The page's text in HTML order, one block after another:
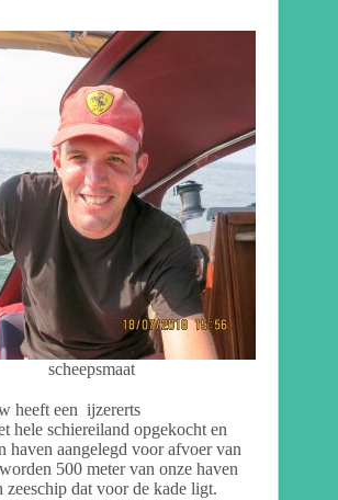
scheepsmaat
heeft een ijzererts
hele schiereiland opgekocht en
haven aangelegd voor afvoer van
500 meter van onze haven
zeeschip dat voor de kade ligt.